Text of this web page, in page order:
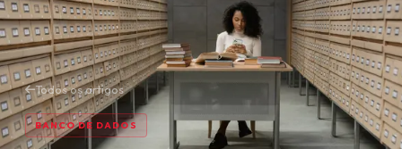
Todos os artigos
BANCO DE DADOS